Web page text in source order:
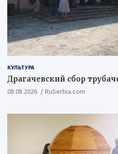
КУЛЬТУРА
Драгачевский сбор
08.08.2026 RuSerbia.com